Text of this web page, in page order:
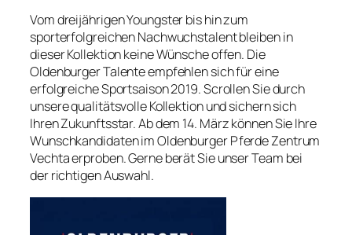
Vom dreijährigen Youngster bis hin zum
sporterfolgreichen Nachwuchstalent bleiben in
dieser Kollektion keine Wünsche offen. Die
Oldenburger Talente empfehlen sich für eine
erfolgreiche Sportsaison 2019. Scrollen Sie durch
unsere qualitätsvolle Kollektion und sichern sich
Ihren Zukunftsstar. Ab dem 14. März können Sie Ihre
Wunschkandidaten im Oldenburger Pferde Zentrum
Vechta erproben. Gerne berät Sie unser Team bei
der richtigen Auswahl.